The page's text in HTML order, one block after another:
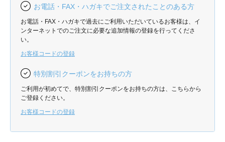
お電話・FAX・ハガキでご注文されたことのある方
お電話・FAX・ハガキで過去にご利用いただいているお客様は、イ
ンターネットでのご注文に必要な追加情報の登録を行ってくださ
い。
お客様コードの登録
特別割引クーポンをお持ちの方
ご利用が初めてで、特別割引クーポンをお持ちの方は、こちらから
ご登録ください。
お客様コードの登録